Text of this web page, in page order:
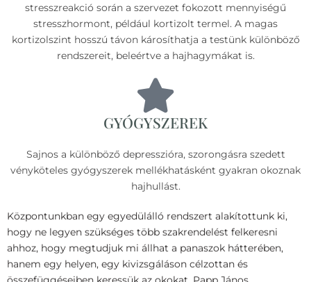
stresszreakció során a szervezet fokozott mennyiségű
stresszhormont, például kortizolt termel. A magas
kortizolszint hosszú távon károsíthatja a testünk különböző
rendszereit, beleértve a hajhagymákat is.
GYÓGYSZEREK
Sajnos a különböző depresszióra, szorongásra szedett
vényköteles gyógyszerek mellékhatásként gyakran okoznak
hajhullást.
Központunkban egy egyedülálló rendszert alakítottunk ki,
hogy ne legyen szükséges több szakrendelést felkeresni
ahhoz, hogy megtudjuk mi állhat a panaszok hátterében,
hanem egy helyen, egy kivizsgáláson célzottan és